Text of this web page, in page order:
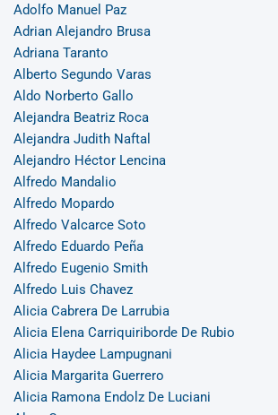
Adolfo Manuel Paz
Adrian Alejandro Brusa
Adriana Taranto
Alberto Segundo Varas
Aldo Norberto Gallo
Alejandra Beatriz Roca
Alejandra Judith Naftal
Alejandro Héctor Lencina
Alfredo Mandalio
Alfredo Mopardo
Alfredo Valcarce Soto
Alfredo Eduardo Peña
Alfredo Eugenio Smith
Alfredo Luis Chavez
Alicia Cabrera De Larrubia
Alicia Elena Carriquiriborde De Rubio
Alicia Haydee Lampugnani
Alicia Margarita Guerrero
Alicia Ramona Endolz De Luciani